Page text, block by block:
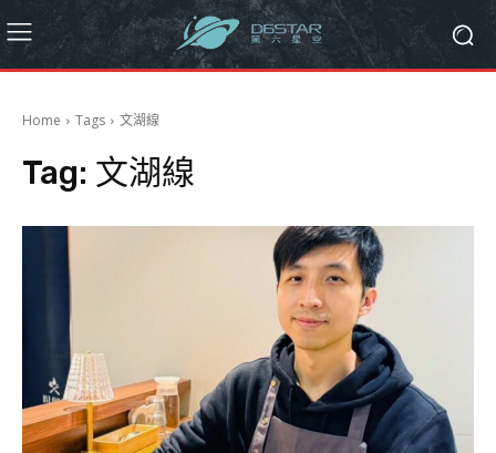
Home Tags 文湖線
Tag: 文湖線